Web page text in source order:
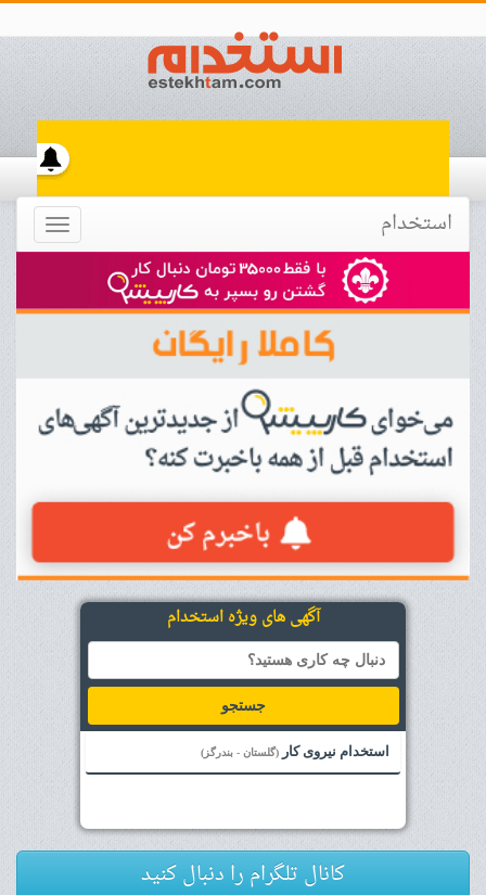
Toggle استخدام
آگهی های ویژه استخدام
جستجو
استخدام نیروی کار (گلستان - بندرگز)
کانال تلگرام را دنبال کنید